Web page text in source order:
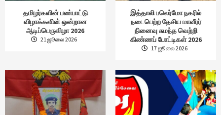
தமிழர்களின் பண்பாட்டு
விழாக்களின் ஒன்றான
ஆடிப்பெருவிழா 2026
21 ஜூலை 2026
இத்தாலி பலெர்மோ நகரில்
நடைபெற்ற தேசிய மாவீரர்
நினைவு சுமந்த வெற்றி
கிண்ணப் போட்டிகள் 2026
17 ஜூலை 2026